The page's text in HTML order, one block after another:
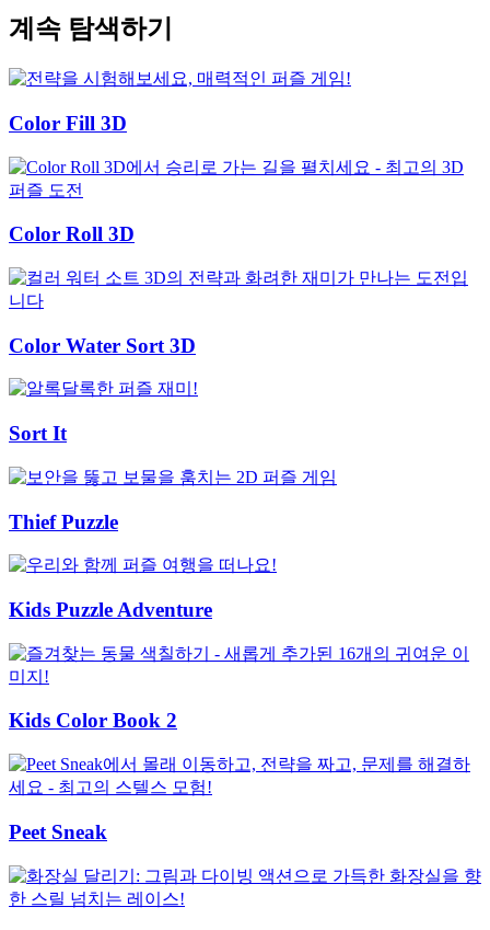
계속 탐색하기
Color Fill 3D
Color Roll 3D
Color Water Sort 3D
Sort It
Thief Puzzle
Kids Puzzle Adventure
Kids Color Book 2
Peet Sneak